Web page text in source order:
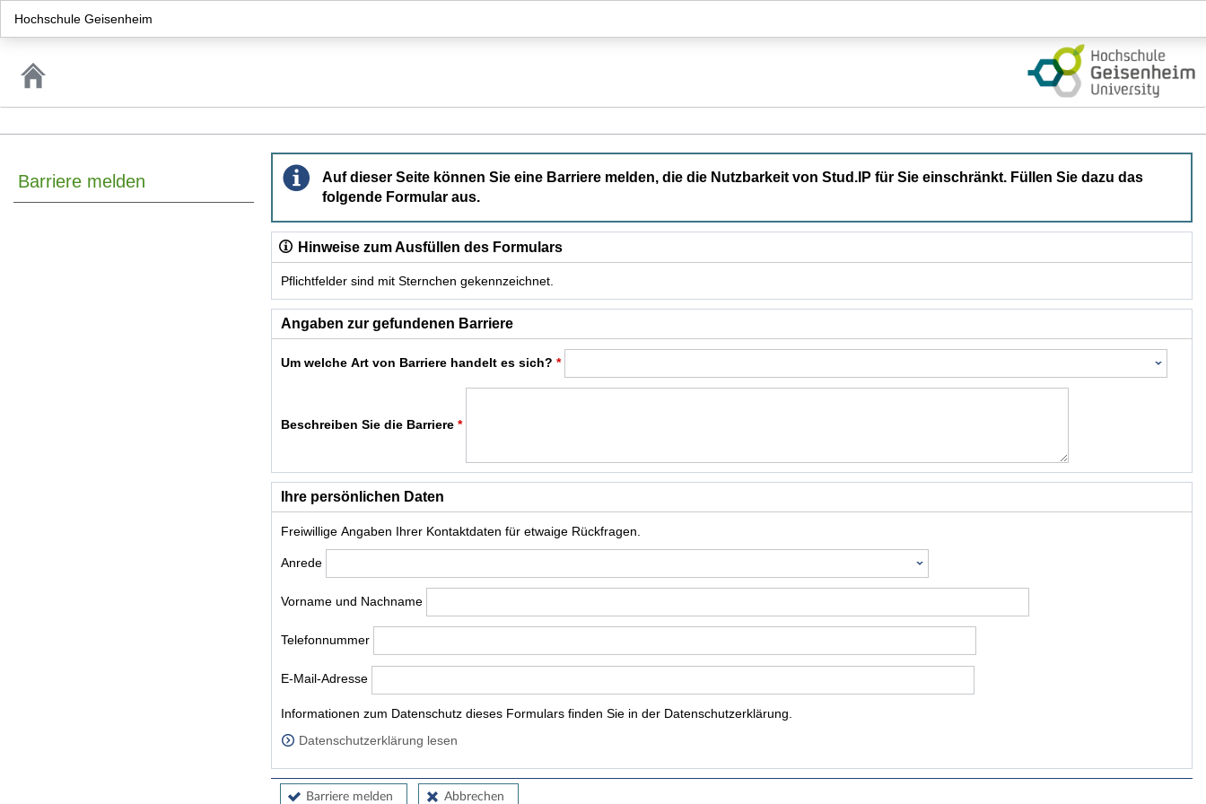
Hauptnavigation
Hochschule Geisenheim
Barriere melden
Barriere melden
Auf dieser Seite können Sie eine Barriere melden, die die Nutzbarkeit von Stud.IP für Sie einschränkt. Füllen Sie dazu das
folgende Formular aus.
Hinweise zum Ausfüllen des Formulars
Pflichtfelder sind mit Sternchen gekennzeichnet.
Dieses Formular enthält Pflichtfelder.
Angaben zur gefundenen Barriere
Um welche Art von Barriere handelt es sich? *
Beschreiben Sie die Barriere *
Ihre persönlichen Daten
Freiwillige Angaben Ihrer Kontaktdaten für etwaige Rückfragen.
Anrede
Vorname und Nachname
Telefonnummer
E-Mail-Adresse
Homepage
Informationen zum Datenschutz dieses Formulars finden Sie in der Datenschutzerklärung.
Datenschutzerklärung lesen
Barriere melden Abbrechen